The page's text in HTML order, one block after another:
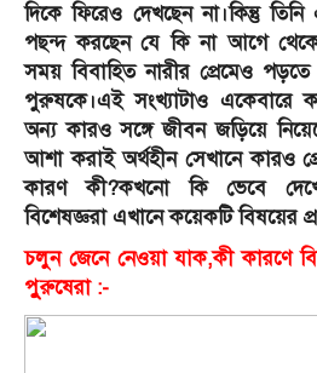
দিকে ফিরেও দেখছেন না।কিন্তু
পছন্দ করছেন যে কি না আগে
সময় বিবাহিত নারীর প্রেমেও
পুরুষকে।এই সংখ্যাটাও একেবারে
অন্য কারও সঙ্গে জীবন জড়িয়ে
আশা করাই অর্থহীন সেখানে কারও
কারণ কী?কখনো কি ভেবে
বিশেষজ্ঞরা এখানে কয়েকটি বিষয়ের
চলুন জেনে নেওয়া যাক,কী কারণে
পুুরুষেরা :-